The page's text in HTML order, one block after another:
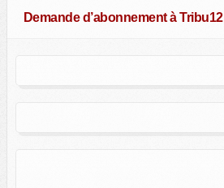
Demande d’abonnement à Tribu12